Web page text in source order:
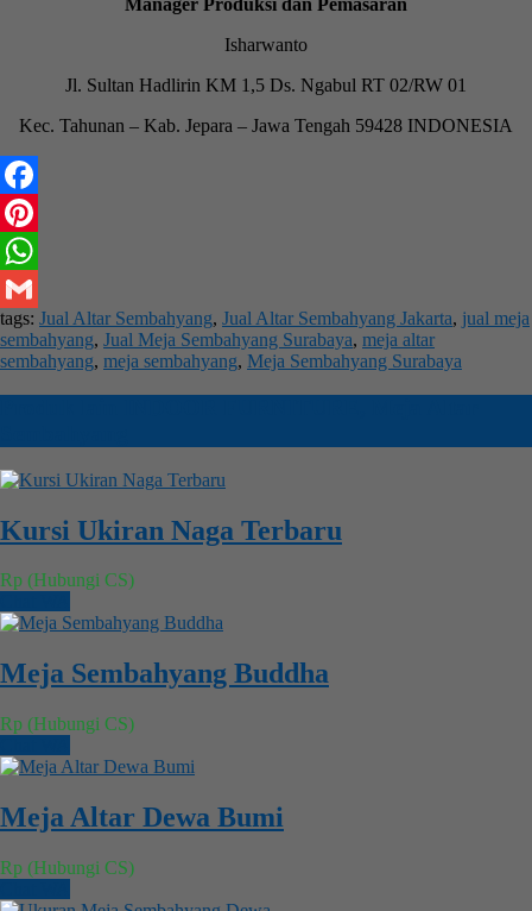
Manager Produksi dan Pemasaran
Isharwanto
Jl. Sultan Hadlirin KM 1,5 Ds. Ngabul RT 02/RW 01
Kec. Tahunan – Kab. Jepara – Jawa Tengah 59428 INDONESIA
Facebook
Pinterest
WhatsApp
Gmail
tags: Jual Altar Sembahyang, Jual Altar Sembahyang Jakarta, jual meja
sembahyang, Jual Meja Sembahyang Surabaya, meja altar
sembahyang, meja sembahyang, Meja Sembahyang Surabaya
Kursi Ukiran Naga Terbaru
Rp (Hubungi CS)
Meja Sembahyang Buddha
Rp (Hubungi CS)
Meja Altar Dewa Bumi
Rp (Hubungi CS)